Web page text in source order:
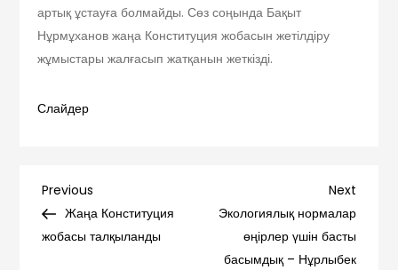
артық ұстауға болмайды. Сөз соңында Бақыт
Нұрмұханов жаңа Конституция жобасын жетілдіру
жұмыстары жалғасып жатқанын жеткізді.
Слайдер
Навигация
по
Previous
Post
Previous
Жаңа Конституция
жобасы талқыланды
Next
Post
Next
Экологиялық нормалар
өңірлер үшін басты
басымдық – Нұрлыбек